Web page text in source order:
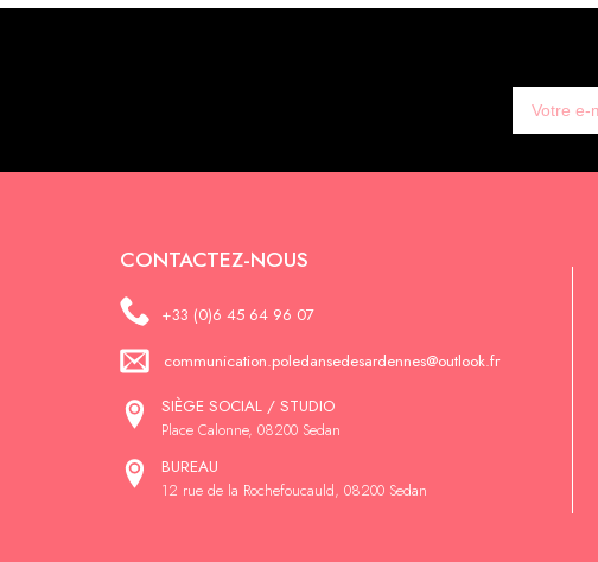
CONTACTEZ-NOUS
+33 (0)6 45 64 96 07
communication.poledansedesardennes@outlook.fr
SIÈGE SOCIAL / STUDIO
Place Calonne, 08200 Sedan
BUREAU
12 rue de la Rochefoucauld, 08200 Sedan